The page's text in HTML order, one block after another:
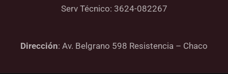
Serv Técnico: 3624-082267
Dirección: Av. Belgrano 598 Resistencia – Chaco